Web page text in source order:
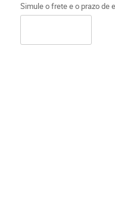
Simule o frete e o prazo de